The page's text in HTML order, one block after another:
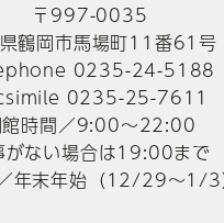
〒997-0035
鶴岡市馬場町11番61号
0235-24-5188
0235-25-7611
館時間／9:00～22:00
がない場合は19:00まで
年末年始（12/29～1/3